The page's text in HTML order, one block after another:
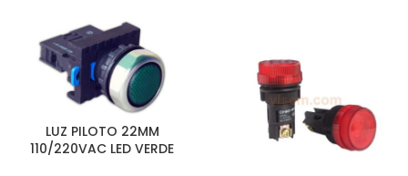
LUZ PILOTO 22MM
110/220VAC LED VERDE